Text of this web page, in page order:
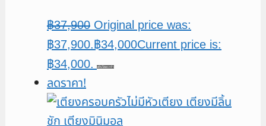
฿37,900 Original price was:
฿37,900.฿34,000Current price is:
฿34,000.
หยิบใส่ตะกร้า
ลดราคา!